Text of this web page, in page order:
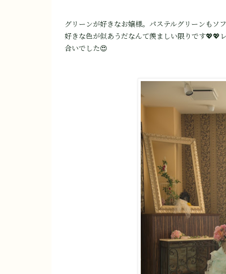
グリーンが好きなお嬢様。パステルグリーンもソ
好きな色が似あうだなんて羨ましい限りです
合いでした😍